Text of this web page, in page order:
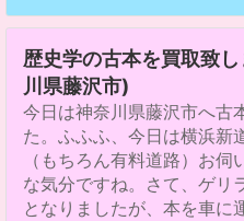
歴史学の古本を買取致
川県藤沢市)
今日は神奈川県藤沢市へ古
た。ふふふ、今日は横浜新
（もちろん有料道路）お
な気分ですね。さて、ゲリ
となりましたが、本を車に